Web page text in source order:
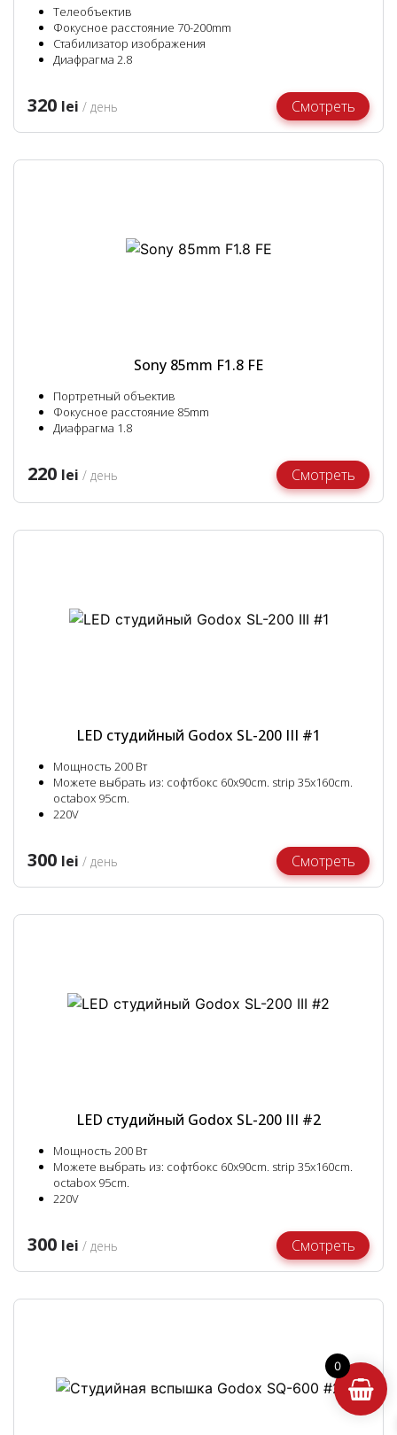
Телеобъектив
Фокусное расстояние 70-200mm
Стабилизатор изображения
Диафрагма 2.8
320 lei / день Смотреть
Sony 85mm F1.8 FE
Портретный объектив
Фокусное расстояние 85mm
Диафрагма 1.8
220 lei / день Смотреть
LED студийный Godox SL-200 III #1
Мощность 200 Вт
Можете выбрать из: софтбокс 60x90cm. strip 35x160cm.
octabox 95cm.
220V
300 lei / день Смотреть
LED студийный Godox SL-200 III #2
Мощность 200 Вт
Можете выбрать из: софтбокс 60x90cm. strip 35x160cm.
octabox 95cm.
220V
300 lei / день Смотреть
0